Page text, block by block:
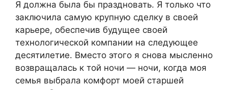
Я должна была бы праздновать. Я только что
заключила самую крупную сделку в своей
карьере, обеспечив будущее своей
технологической компании на следующее
десятилетие. Вместо этого я снова мысленно
возвращалась к той ночи — ночи, когда моя
семья выбрала комфорт моей старшей